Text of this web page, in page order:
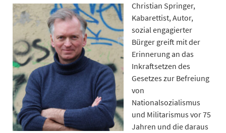
Christian Springer,
Kabarettist, Autor,
sozial engagierter
Bürger greift mit der
Erinnerung an das
Inkraftsetzen des
Gesetzes zur Befreiung
von
Nationalsozialismus
und Militarismus vor 75
Jahren und die daraus